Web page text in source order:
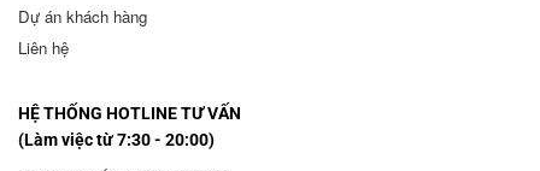
Dự án khách hàng
Liên hệ
HỆ THỐNG HOTLINE TƯ VẤN
(Làm việc từ 7:30 - 20:00)